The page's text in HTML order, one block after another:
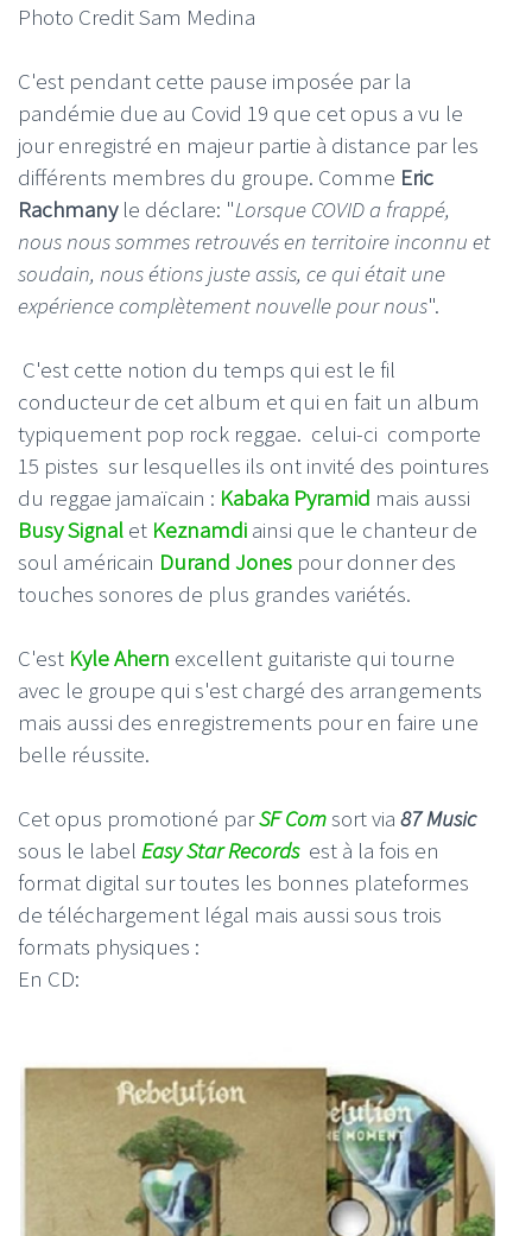
Photo Credit Sam Medina
C'est pendant cette pause imposée par la
pandémie due au Covid 19 que cet opus a vu le
jour enregistré en majeur partie à distance par les
différents membres du groupe. Comme Eric
Rachmanyle déclare: "Lorsque COVID a frappé,
nous nous sommes retrouvés en territoire inconnu et
soudain, nous étions juste assis, ce qui était une
expérience complètement nouvelle pour nous".
C'est cette notion du temps qui est le fil
conducteur de cet album et qui en fait un album
typiquement pop rock reggae. celui-ci comporte
15 pistes sur lesquelles ils ont invité des pointures
du reggae jamaïcain : Kabaka Pyramid mais aussi
Busy Signal et Keznamdi ainsi que le chanteur de
soul américain Durand Jones pour donner des
touches sonores de plus grandes variétés.
C'est Kyle Ahern excellent guitariste qui tourne
avec le groupe qui s'est chargé des arrangements
mais aussi des enregistrements pour en faire une
belle réussite.
Cet opus promotioné parSF Comsort via 87 Music
sous le label Easy Star Recordsest à la fois en
format digital sur toutes les bonnes plateformes
de téléchargement légal mais aussi sous trois
formats physiques :
En CD: